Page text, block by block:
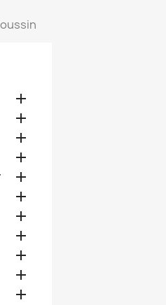










